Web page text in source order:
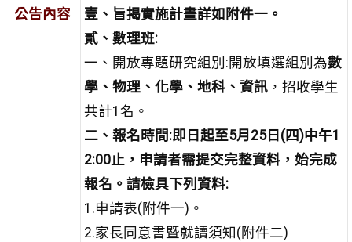
公告內容
壹、旨揭實施計畫詳如附件一。
貳、數理班:
一、開放專題研究組別:開放填選組別為數
學、物理、化學、地科、資訊，招收學生
共計1名。
二、報名時間:即日起至5月25日(四)中午1
2:00止，申請者需提交完整資料，始完成
報名。請檢具下列資料:
1.申請表(附件一)。
2.家長同意書暨就讀須知(附件二)